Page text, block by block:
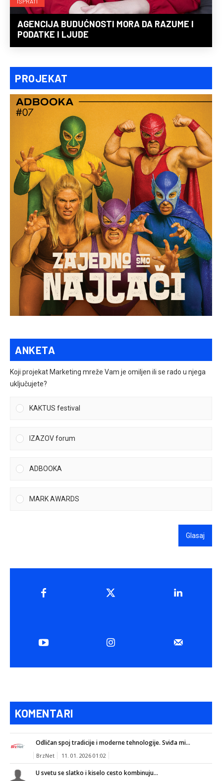
AGENCIJA BUDUĆNOSTI MORA DA RAZUME I
PODATKE I LJUDE
PROJEKAT
ANKETA
Koji projekat Marketing mreže Vam je omiljen ili se rado u njega
uključujete?
KAKTUS festival
IZAZOV forum
ADBOOKA
MARK AWARDS
Glasaj
KOMENTARI
Odličan spoj tradicije i moderne tehnologije. Sviđa mi...
BrzNet 11. 01. 2026 01:02
U svetu se slatko i kiselo cesto kombinuju...